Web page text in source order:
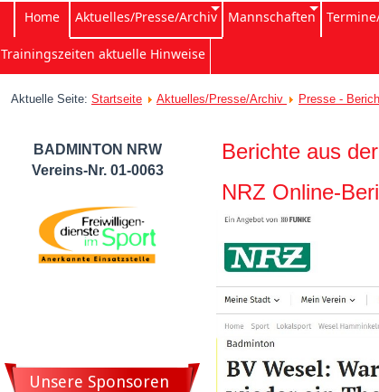
Home Aktuelles/Presse/Archiv Mannschaften
Trainingszeiten aktuelle Hinweise
Aktuelle Seite: Startseite Aktuelles/Presse/Archiv Presse -
BADMINTON NRW
Vereins-Nr. 01-0063
Unsere Sponsoren
Berichte aus
NRZ Online-